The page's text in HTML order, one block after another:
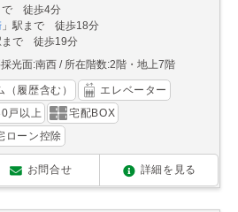
で 徒歩4分
」駅まで 徒歩18分
まで 徒歩19分
光面:南西 所在階数:2階・地上7階
（履歴含む）
エレベーター
戸以上
宅配BOX
ローン控除
お問合せ 詳細を見る